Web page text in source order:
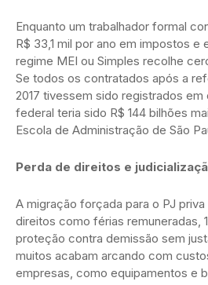
Enquanto um trabalhador formal
R$ 33,1 mil por ano em impostos e
regime MEI ou Simples recolhe
Se todos os contratados após a
2017 tivessem sido registrados
federal teria sido R$ 144 bilhões
Escola de Administração de São
Perda de direitos e
A migração forçada para o PJ
direitos como férias remuneradas,
proteção contra demissão sem
muitos acabam arcando com
empresas, como equipamentos e